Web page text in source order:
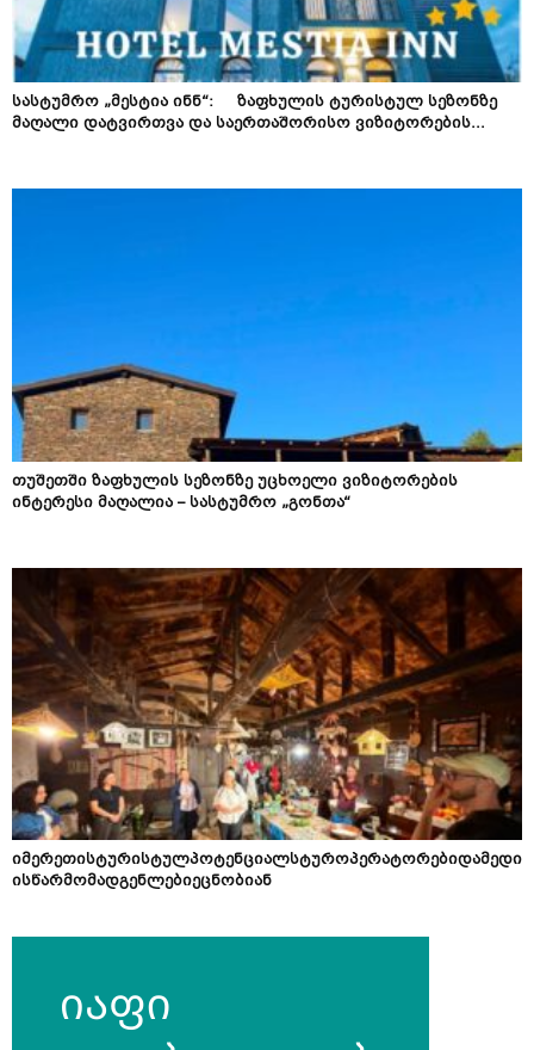
სასტუმრო „მესტია ინნ“: ზაფხულის ტურისტულ სეზონზე
მაღალი დატვირთვა და საერთაშორისო ვიზიტორების...
თუშეთში ზაფხულის სეზონზე უცხოელი ვიზიტორების
ინტერესი მაღალია – სასტუმრო „გონთა“
იმერეთისტურისტულპოტენციალსტუროპერატორებიდამედი
ისწარმომადგენლებიეცნობიან